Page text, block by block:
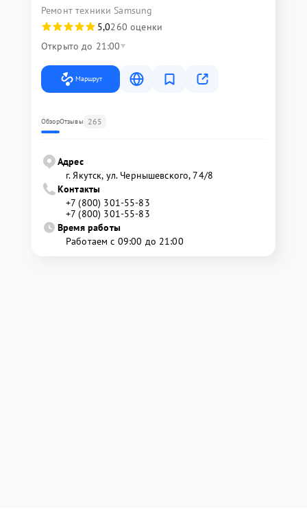
Ремонт техники Samsung
5,0260 оценки
Открыто до 21:00
Маршрут
ОбзорОтзывы 265
Адрес
г. Якутск, ул. Чернышевского, 74/8
Контакты
+7 (800) 301-55-83
+7 (800) 301-55-83
Время работы
Работаем с 09:00 до 21:00